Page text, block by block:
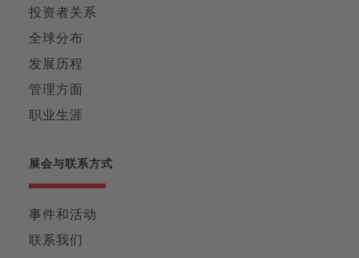
投资者关系
全球分布
发展历程
管理方面
职业生涯
展会与联系方式
事件和活动
联系我们